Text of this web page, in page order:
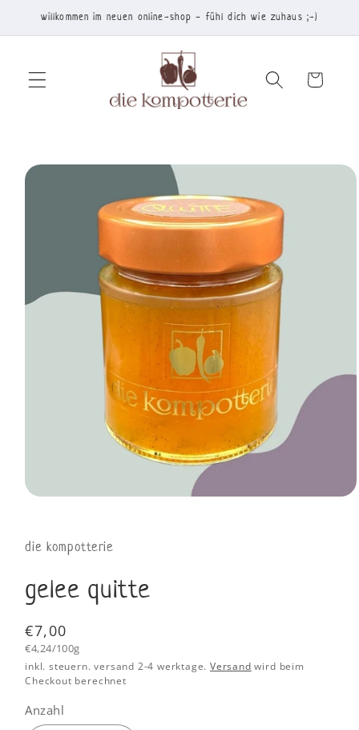
zum
Inhalt
willkommen im neuen online-shop - fühl dich wie zuhaus ;-)
Warenkorb
die kompotterie
gelee quitte
Normaler
Preis
€7,00
Grundpreis
€4,24/100g
inkl. steuern. versand 2-4 werktage.Versand wird beim
Checkout berechnet
Anzahl
Anzahl